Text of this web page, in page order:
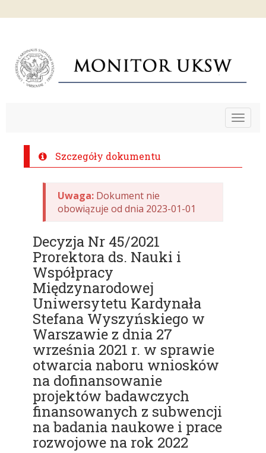
Toggle
Szczegóły dokumentu
Uwaga: Dokument nie
obowiązuje od dnia 2023-01-01
Decyzja Nr 45/2021
Prorektora ds. Nauki i
Współpracy
Międzynarodowej
Uniwersytetu Kardynała
Stefana Wyszyńskiego w
Warszawie z dnia 27
września 2021 r. w sprawie
otwarcia naboru wniosków
na dofinansowanie
projektów badawczych
finansowanych z subwencji
na badania naukowe i prace
rozwojowe na rok 2022